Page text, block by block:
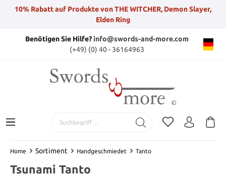
10% Rabatt auf Produkte von THE WITCHER, Demon Slayer,
Elden Ring
Benötigen Sie Hilfe?info@swords-and-more.com
(+49) (0) 40 - 36164963
Home Sortiment Handgeschmiedet Tanto
Tsunami Tanto